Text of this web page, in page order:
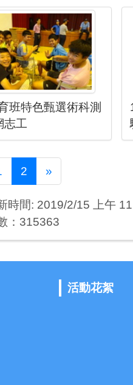
班特色甄選術科測
志工
2 »Next
時間: 2019/2/15 上午
：315363
活動花絮